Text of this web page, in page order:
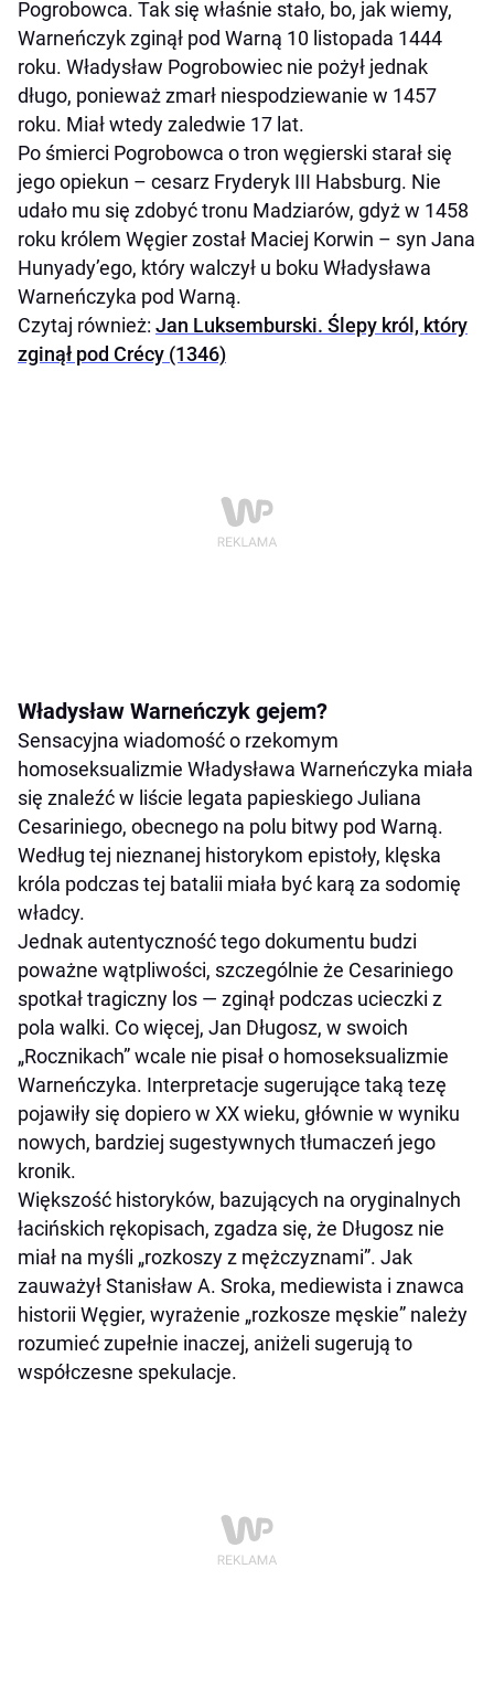
Pogrobowca. Tak się właśnie stało, bo, jak wiemy,
Warneńczyk zginął pod Warną 10 listopada 1444
roku. Władysław Pogrobowiec nie pożył jednak
długo, ponieważ zmarł niespodziewanie w 1457
roku. Miał wtedy zaledwie 17 lat.
Po śmierci Pogrobowca o tron węgierski starał się
jego opiekun – cesarz Fryderyk III Habsburg. Nie
udało mu się zdobyć tronu Madziarów, gdyż w 1458
roku królem Węgier został Maciej Korwin – syn Jana
Hunyady’ego, który walczył u boku Władysława
Warneńczyka pod Warną.
Czytaj również: Jan Luksemburski. Ślepy król, który
zginął pod Crécy (1346)
Władysław Warneńczyk gejem?
Sensacyjna wiadomość o rzekomym
homoseksualizmie Władysława Warneńczyka miała
się znaleźć w liście legata papieskiego Juliana
Cesariniego, obecnego na polu bitwy pod Warną.
Według tej nieznanej historykom epistoły, klęska
króla podczas tej batalii miała być karą za sodomię
władcy.
Jednak autentyczność tego dokumentu budzi
poważne wątpliwości, szczególnie że Cesariniego
spotkał tragiczny los — zginął podczas ucieczki z
pola walki. Co więcej, Jan Długosz, w swoich
„Rocznikach” wcale nie pisał o homoseksualizmie
Warneńczyka. Interpretacje sugerujące taką tezę
pojawiły się dopiero w XX wieku, głównie w wyniku
nowych, bardziej sugestywnych tłumaczeń jego
kronik.
Większość historyków, bazujących na oryginalnych
łacińskich rękopisach, zgadza się, że Długosz nie
miał na myśli „rozkoszy z mężczyznami”. Jak
zauważył Stanisław A. Sroka, mediewista i znawca
historii Węgier, wyrażenie „rozkosze męskie” należy
rozumieć zupełnie inaczej, aniżeli sugerują to
współczesne spekulacje.